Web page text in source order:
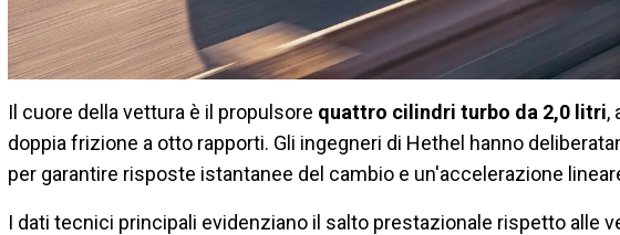
Il cuore della vettura è il propulsore quattro cilindri turbo da 2,0 litri,
doppia frizione a otto rapporti. Gli ingegneri di Hethel hanno
per garantire risposte istantanee del cambio e un'accelerazione
I dati tecnici principali evidenziano il salto prestazionale rispetto alle